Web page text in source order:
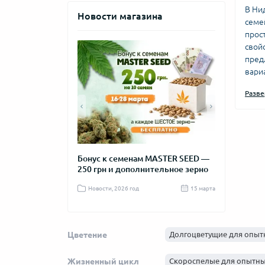
Новости магазина
Бонус к семенам MASTER SEED —
250 грн и дополнительное зерно
Новости, 2026 год 15 марта
В
Цветение Долгоцветущие для
Жизненный цикл Скороспелые для